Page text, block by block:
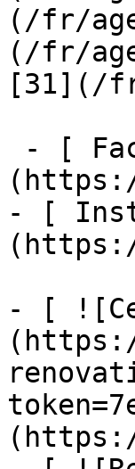
(/fr/
(/fr/
(https://
- [
- [